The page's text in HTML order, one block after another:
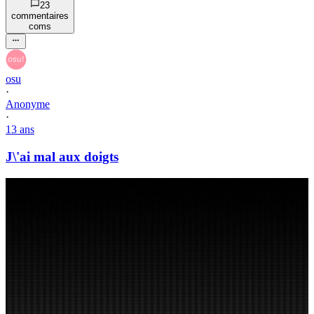
23
commentaires
coms
osu
·
Anonyme
·
13 ans
J\'ai mal aux doigts